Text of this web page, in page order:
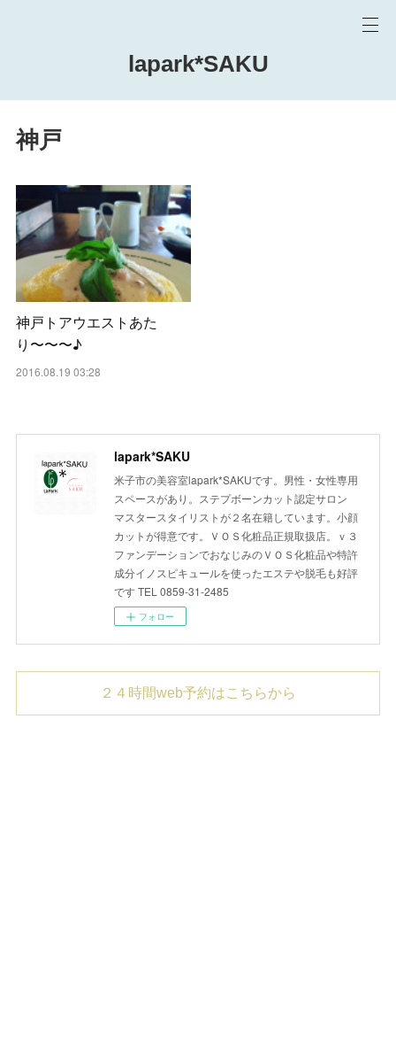
lapark*SAKU
神戸
神戸トアウエストあた
り〜〜〜♪
2016.08.19 03:28
lapark*SAKU
米子市の美容室lapark*SAKUです。男性・女性専用
スペースがあり。ステプボーンカット認定サロン
マスタースタイリストが２名在籍しています。小顔
カットが得意です。ＶＯＳ化粧品正規取扱店。ｖ３
ファンデーションでおなじみのＶＯＳ化粧品や特許
成分イノスピキュールを使ったエステや脱毛も好評
です TEL 0859-31-2485
フォロー
２４時間web予約はこちらから